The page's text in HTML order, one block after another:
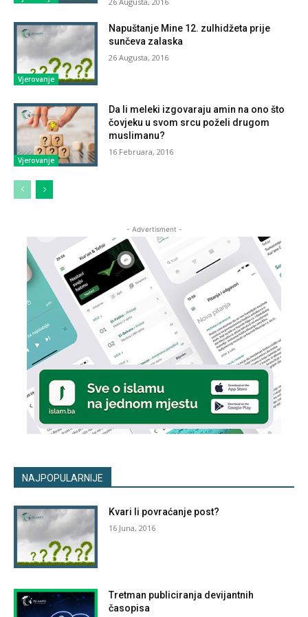
Vjerovanje
Napuštanje Mine 12. zulhidžeta prije
sunčeva zalaska
26 Augusta, 2016
Vjerovanje
Da li meleki izgovaraju amin na ono što
čovjeku u svom srcu poželi drugom
muslimanu?
16 Februara, 2016
- Advertisment -
NAJPOPULARNIJE
Kvari li povraćanje post?
16 Juna, 2016
Tretman publiciranja devijantnih
časopisa